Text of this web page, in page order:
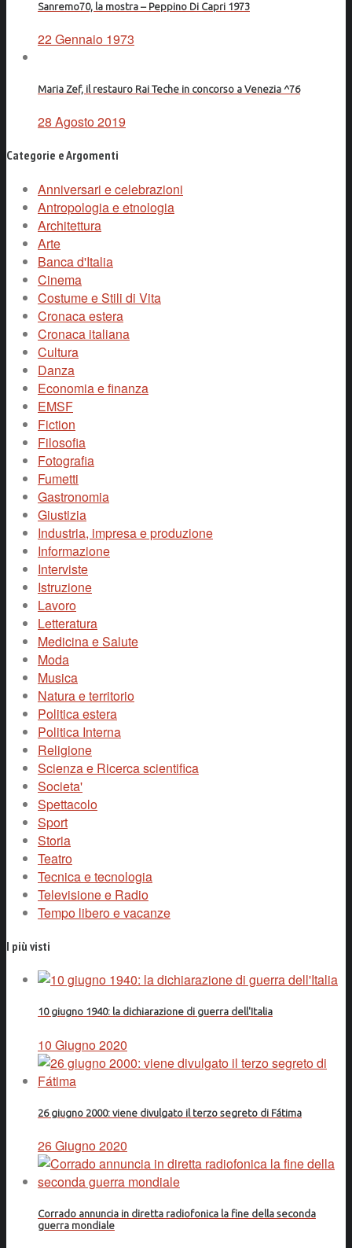
Sanremo70, la mostra – Peppino Di Capri 1973
22 Gennaio 1973
Maria Zef, il restauro Rai Teche in concorso a Venezia ^76
28 Agosto 2019
Categorie e Argomenti
Anniversari e celebrazioni
Antropologia e etnologia
Architettura
Arte
Banca d'Italia
Cinema
Costume e Stili di Vita
Cronaca estera
Cronaca italiana
Cultura
Danza
Economia e finanza
EMSF
Fiction
Filosofia
Fotografia
Fumetti
Gastronomia
Giustizia
Industria, impresa e produzione
Informazione
Interviste
Istruzione
Lavoro
Letteratura
Medicina e Salute
Moda
Musica
Natura e territorio
Politica estera
Politica Interna
Religione
Scienza e Ricerca scientifica
Societa'
Spettacolo
Sport
Storia
Teatro
Tecnica e tecnologia
Televisione e Radio
Tempo libero e vacanze
I più visti
10 giugno 1940: la dichiarazione di guerra dell'Italia
10 Giugno 2020
26 giugno 2000: viene divulgato il terzo segreto di Fátima
26 Giugno 2020
Corrado annuncia in diretta radiofonica la fine della seconda
guerra mondiale